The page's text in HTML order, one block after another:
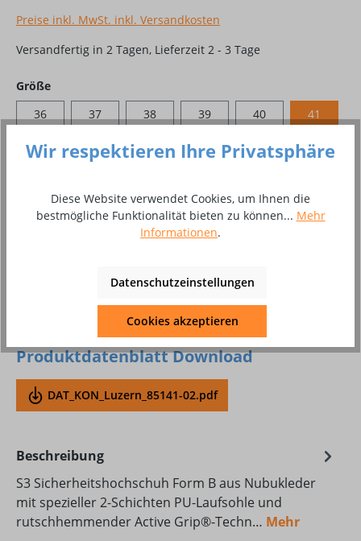
Preise inkl. MwSt. inkl. Versandkosten
Versandfertig in 2 Tagen, Lieferzeit 2 - 3 Tage
Größeauswählen
36
37 38 39 40 41
42 43 44 45 46 47
Produkt Anzahl: Gib den gewünschten
In den Warenkorb
Zum Merkzettel hinzufügen
10048267
Produktdatenblatt Download
DAT_KON_Luzern_85141-02.pdf
Beschreibung
S3 Sicherheitshochschuh Form B aus Nubukleder
mit spezieller 2-Schichten PU-Laufsohle und
rutschhemmender Active Grip®-Techn… Mehr
Wir respektieren Ihre Privatsphäre
Diese Website verwendet Cookies, um Ihnen die
bestmögliche Funktionalität bieten zu können... Mehr
Informationen.
Datenschutzeinstellungen
Cookies akzeptieren